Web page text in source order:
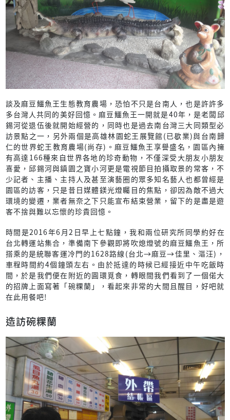
談及麻豆鱷魚王生態教育農場，恐怕不只是台南人，也是許許多
多台灣人共同的美好回憶。麻豆鱷魚王一開就是40年，是老闆邱
錫河從退伍後就開始經營的，同時也是過去南台灣三大同類型必
訪景點之一，另外兩個是高雄林園蛇王展覽館(已歇業)與台南歸
仁的世界蛇王教育農場(尚存)。麻豆鱷魚王享譽盛名，園區內擁
有高達166種來自世界各地的珍奇動物，不僅深受大朋友小朋友
喜愛，邱錫河與鎮園之寶小河更是電視節目拍攝取景的常客，不
少記者、主播、主持人及甚至演藝圈的眾多知名藝人也都曾經是
園區的訪客，只是昔日媒體鎂光燈矚目的焦點，卻因為敵不過大
環境的變遷，業者無奈之下只能宣布結束營業，留下的是盡是遊
客不捨與難以忘懷的珍貴回憶。
時間是2016年6月2日早上七點鐘，我和兩位研究所同學約好在
台北轉運站集合，準備南下參觀即將吹熄燈號的麻豆鱷魚王，所
搭乘的是統聯客運冷門的1628路線(台北→麻豆→佳里、漚汪)，
車程時間約4個鐘頭左右。由於抵達的時候已經接近中午吃飯時
間，於是我們便在附近的圓環覓食，轉眼間我們看到了一個偌大
的招牌上面寫著「碗粿蘭」，看起來非常的大間且醒目，好吧就
在此用餐吧!
造訪碗粿蘭